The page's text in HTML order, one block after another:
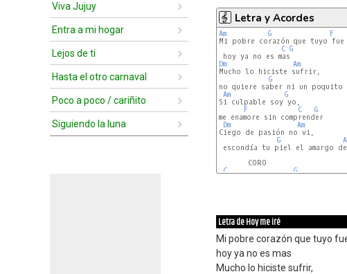
Viva Jujuy
Entra a mi hogar
Lejos de ti
Hasta el otro carnaval
Poco a poco / cariñito
Siguiendo la luna
Letra y Acordes
Am G
F
Mi pobre corazón que tuyo fue
C G
Dm
Am
Mucho lo hiciste sufrir,
G
no quiere saber ni un
Am
G
Si culpable soy yo,
F
C
G
me enamore sin comprender
Dm
Am
Ciego de pasión no vi,
G
escondía tu piel el amargo
       CORO
C
G
Letra de Hoy me iré
Mi pobre corazón que tuyo
hoy ya no es mas
Mucho lo hiciste sufrir,